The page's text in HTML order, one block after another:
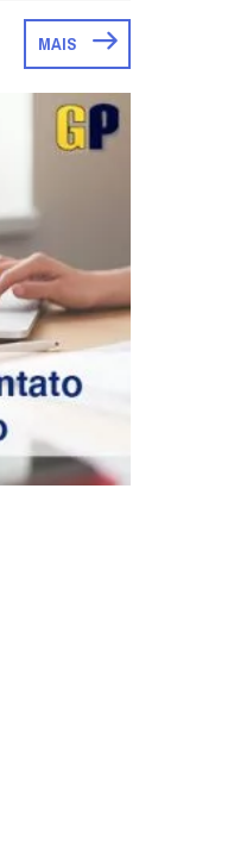
MAIS